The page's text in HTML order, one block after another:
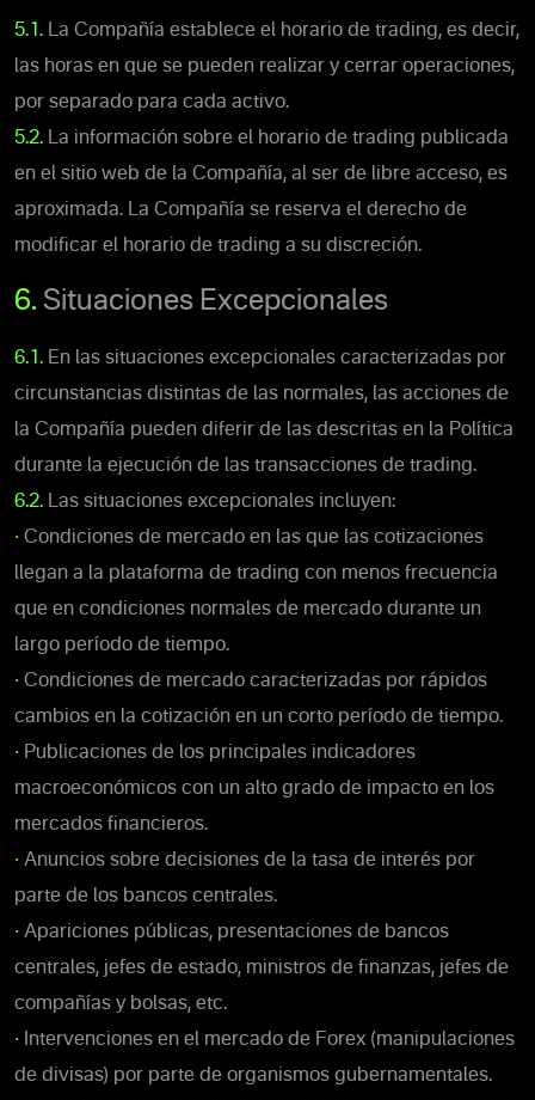
5.1. La Compañía establece el horario de trading, es decir,
las horas en que se pueden realizar y cerrar operaciones,
por separado para cada activo.
5.2. La información sobre el horario de trading publicada
en el sitio web de la Compañía, al ser de libre acceso, es
aproximada. La Compañía se reserva el derecho de
modificar el horario de trading a su discreción.
6. Situaciones Excepcionales
6.1. En las situaciones excepcionales caracterizadas por
circunstancias distintas de las normales, las acciones de
la Compañía pueden diferir de las descritas en la Política
durante la ejecución de las transacciones de trading.
6.2. Las situaciones excepcionales incluyen:
• Condiciones de mercado en las que las cotizaciones
llegan a la plataforma de trading con menos frecuencia
que en condiciones normales de mercado durante un
largo período de tiempo.
• Condiciones de mercado caracterizadas por rápidos
cambios en la cotización en un corto período de tiempo.
• Publicaciones de los principales indicadores
macroeconómicos con un alto grado de impacto en los
mercados financieros.
• Anuncios sobre decisiones de la tasa de interés por
parte de los bancos centrales.
• Apariciones públicas, presentaciones de bancos
centrales, jefes de estado, ministros de finanzas, jefes de
compañías y bolsas, etc.
• Intervenciones en el mercado de Forex (manipulaciones
de divisas) por parte de organismos gubernamentales.